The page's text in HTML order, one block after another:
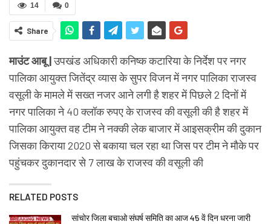
0
14
Share
माउंट आबू |उपखंड अधिकारी कनिष्क कटारिया के निर्देश पर नगर
पालिका आयुक्त जितेंद्र व्यास के सुपर विजन में नगर पालिका राजस्व
वसूली के मामले में सख्त नजर आने लगी है शहर में पिछले 2 दिनों में
नगर पालिका ने 40 क्लॉक रुपए के राजस्व की वसूली की है शहर में
पालिका आयुक्त वह टीम ने नक्की लेक बाजार में आइसक्रीम की दुकान
जिसका किराया 2020 से बकाया चल रहा था जिस पर टीम ने मौके पर
पहुंचकर दुकानदार से 7 लाख के राजस्व की वसूली की
RELATED POSTS
सांचोर जिला बचाओ संघर्ष समिति का आज 45 वें दिन धरना जारी